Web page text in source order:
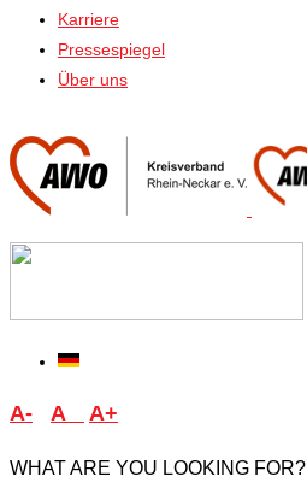
Karriere
Pressespiegel
Über uns
A- A A+
WHAT ARE YOU LOOKING FOR?